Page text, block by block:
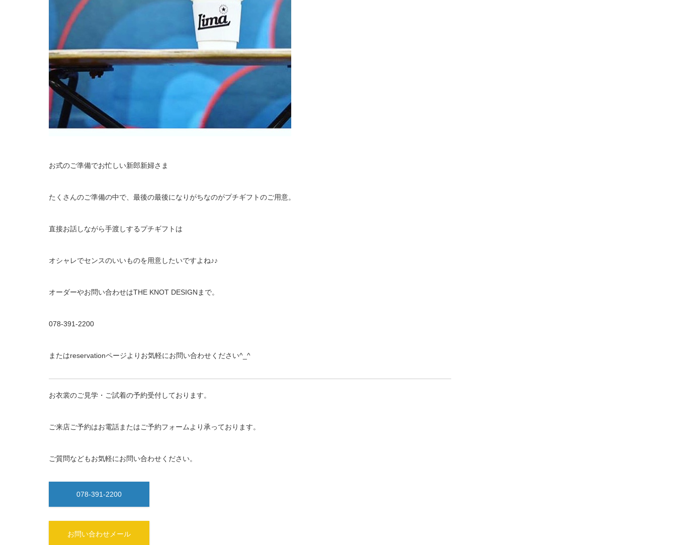
お式のご準備でお忙しい新郎新婦さま
たくさんのご準備の中で、最後の最後になりがちなのがプチギフトのご用意。
直接お話しながら手渡しするプチギフトは
オシャレでセンスのいいものを用意したいですよね♪♪
オーダーやお問い合わせはTHE KNOT DESIGNまで。
078-391-2200
またはreservationページよりお気軽にお問い合わせください^_^
お衣裳のご見学・ご試着の予約受付しております。
ご来店ご予約はお電話またはご予約フォームより承っております。
ご質問などもお気軽にお問い合わせください。
078-391-2200
お問い合わせメール